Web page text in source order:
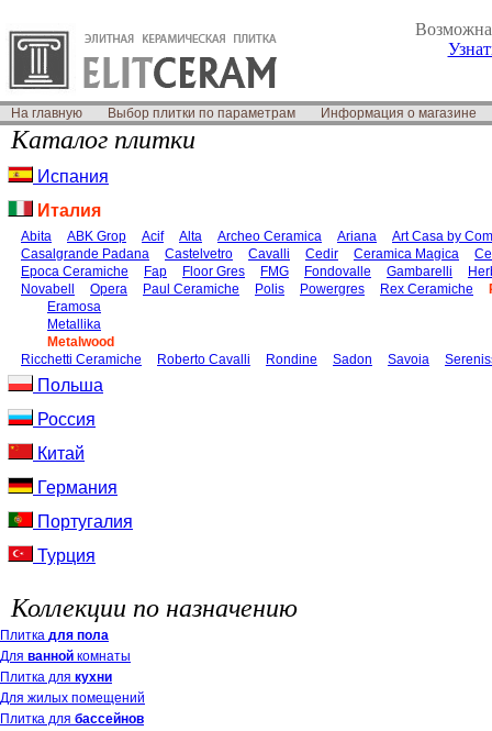
На главную Выбор плитки по параметрам Информация о магазине
Каталог плитки
Испания
Италия
Abita ABK Grop Acif Alta Archeo Ceramica Ariana
Art Casa by
Casalgrande Padana
Castelvetro Cavalli Cedir Ceramica Magica
Epoca Ceramiche
Fap Floor Gres FMG Fondovalle Gambarelli
Novabell
Opera Paul Ceramiche Polis Powergres Rex Ceramiche
Eramosa
Metallika
Metalwood
Ricchetti Ceramiche
Roberto Cavalli Rondine Sadon Savoia
Польша
Россия
Китай
Германия
Португалия
Турция
Коллекции по назначению
Плитка для пола
Для ванной комнаты
Плитка для кухни
Для жилых помещений
Плитка для бассейнов